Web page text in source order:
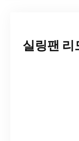
실링팬 리